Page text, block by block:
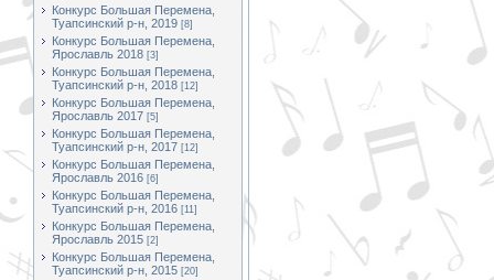
Конкурс Большая Перемена,
Туапсинский р-н, 2019 [8]
Конкурс Большая Перемена,
Ярославль 2018 [3]
Конкурс Большая Перемена,
Туапсинский р-н, 2018 [12]
Конкурс Большая Перемена,
Ярославль 2017 [5]
Конкурс Большая Перемена,
Туапсинский р-н, 2017 [12]
Конкурс Большая Перемена,
Ярославль 2016 [6]
Конкурс Большая Перемена,
Туапсинский р-н, 2016 [11]
Конкурс Большая Перемена,
Ярославль 2015 [2]
Конкурс Большая Перемена,
Туапсинский р-н, 2015 [20]